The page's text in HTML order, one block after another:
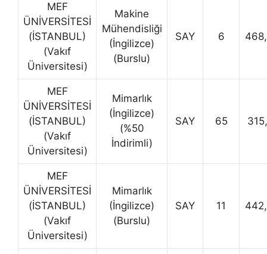
MEF
ÜNİVERSİTESİ
(İSTANBUL)
(Vakıf
Üniversitesi)
Makine
Mühendisliği
(İngilizce)
(Burslu)
SAY 6
MEF
ÜNİVERSİTESİ
(İSTANBUL)
(Vakıf
Üniversitesi)
Mimarlık
(İngilizce)
(%50
İndirimli)
SAY 65
MEF
ÜNİVERSİTESİ
(İSTANBUL)
(Vakıf
Üniversitesi)
Mimarlık
(İngilizce)
(Burslu)
SAY 11